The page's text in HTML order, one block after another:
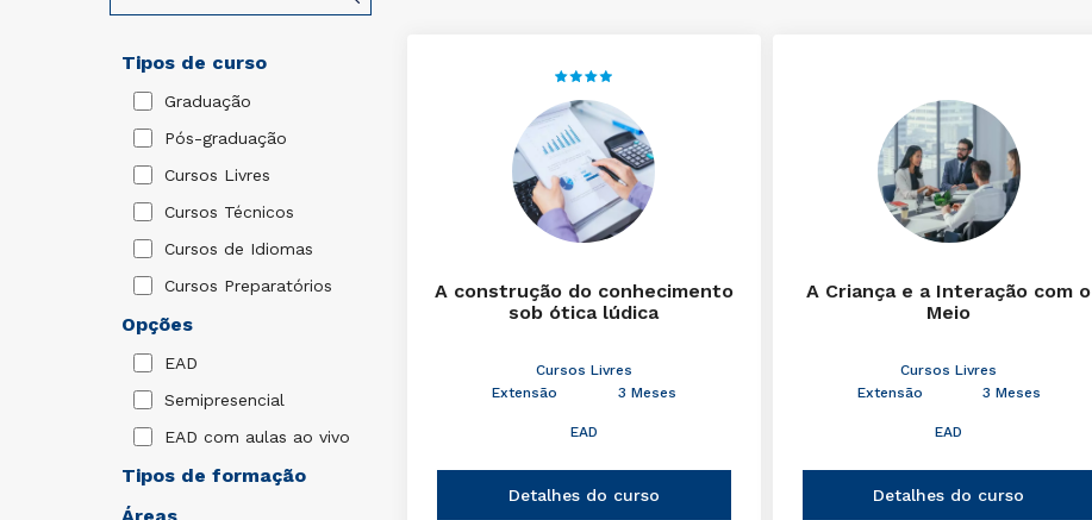
Tipos de curso
Graduação
Pós-graduação
Cursos Livres
Cursos Técnicos
Cursos de Idiomas
Cursos Preparatórios
Opções
EAD
Semipresencial
EAD com aulas ao vivo
Tipos de formação
A construção do conhecimento
sob ótica lúdica
Cursos Livres
Extensão
3 Meses
EAD
Detalhes do curso
A Criança e a Interação com o
Meio
Cursos Livres
Extensão
3 Meses
EAD
Detalhes do curso